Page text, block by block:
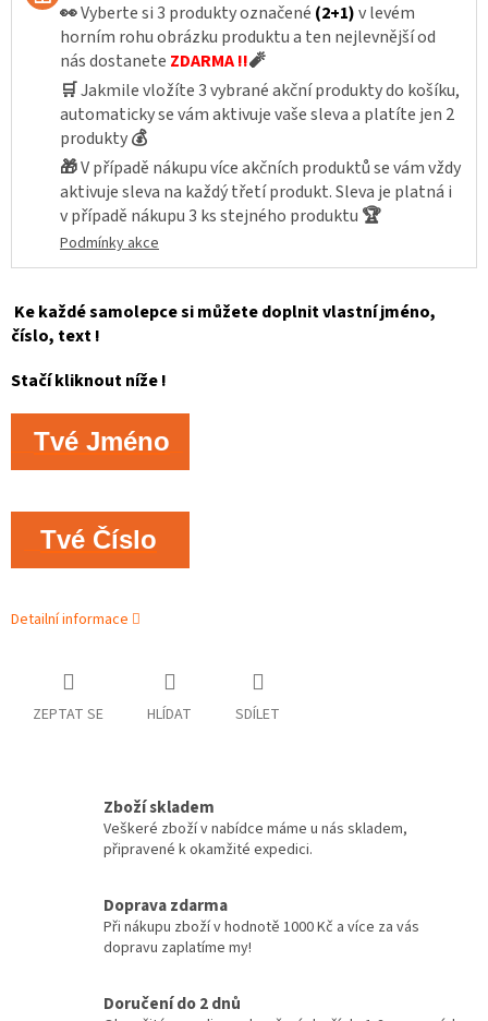
👀Vyberte si 3 produkty označené (2+1)v levém
horním rohu obrázku produktu a ten nejlevnější od
nás dostanete ZDARMA !!🧨
🛒Jakmile vložíte 3 vybrané akční produkty do košíku,
automaticky se vám aktivuje vaše sleva a platíte jen 2
produkty💰
🎁V případě nákupu více akčních produktů se vám vždy
aktivuje sleva na každý třetí produkt. Sleva je platná i
v případě nákupu 3 ks stejného produktu 🏆
Podmínky akce
Ke každé samolepce si můžete doplnit vlastní jméno,
číslo, text !
Stačí kliknout níže !
Tvé Jméno
Tvé Číslo
Detailní informace
ZEPTAT SE HLÍDAT SDÍLET
Zboží skladem
Veškeré zboží v nabídce máme u nás skladem,
připravené k okamžité expedici.
Doprava zdarma
Při nákupu zboží v hodnotě 1000 Kč a více za vás
dopravu zaplatíme my!
Doručení do 2 dnů